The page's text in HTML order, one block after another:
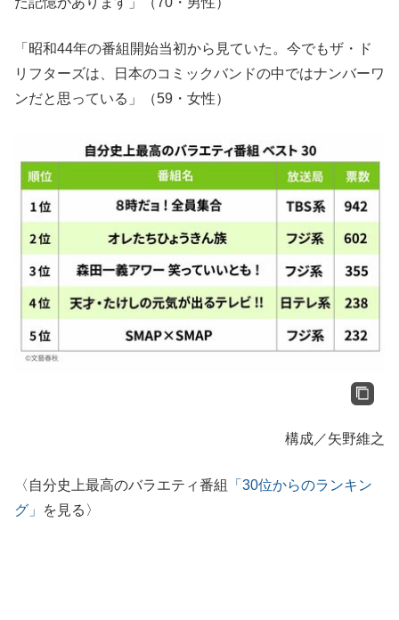
「昭和44年の番組開始当初から見ていた。今でもザ・ド
リフターズは、日本のコミックバンドの中ではナンバーワ
ンだと思っている」（59・女性）
構成／矢野維之
〈自分史上最高のバラエティ番組
「30位からのランキン
グ」
を見る〉